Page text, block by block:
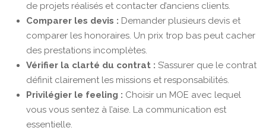
de projets réalisés et contacter d’anciens clients.
Comparer les devis : Demander plusieurs devis et
comparer les honoraires. Un prix trop bas peut cacher
des prestations incomplètes.
Vérifier la clarté du contrat : S’assurer que le contrat
définit clairement les missions et responsabilités.
Privilégier le feeling : Choisir un MOE avec lequel
vous vous sentez à l’aise. La communication est
essentielle.